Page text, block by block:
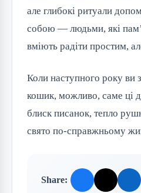
але глибокі ритуали
собою — людьми, які
вміють радіти простим,
Коли наступного року ви
кошик, можливо, саме ці
блиск писанок, тепло
свято по-справжньому
Share: